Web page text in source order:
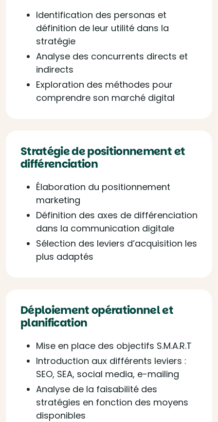
Identification des personas et
définition de leur utilité dans la
stratégie
Analyse des concurrents directs et
indirects
Exploration des méthodes pour
comprendre son marché digital
Stratégie de positionnement et
différenciation
Élaboration du positionnement
marketing
Définition des axes de différenciation
dans la communication digitale
Sélection des leviers d’acquisition les
plus adaptés
Déploiement opérationnel et
planification
Mise en place des objectifs S.M.A.R.T
Introduction aux différents leviers :
SEO, SEA, social media, e-mailing
Analyse de la faisabilité des
stratégies en fonction des moyens
disponibles